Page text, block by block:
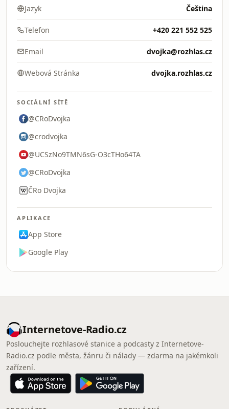
Jazyk Čeština
Telefon +420 221 552 525
Email dvojka@rozhlas.cz
Webová Stránka dvojka.rozhlas.cz
SOCIÁLNÍ SÍTĚ
@CRoDvojka
@crodvojka
@UCSzNo9TMN6sG-O3cTHo64TA
@CRoDvojka
ČRo Dvojka
APLIKACE
App Store
Google Play
Internetove-Radio.cz
Poslouchejte rozhlasové stanice a podcasty z Internetove-
Radio.cz podle města, žánru či nálady — zdarma na jakémkoli
zařízení.